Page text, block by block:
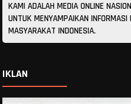
KAMI ADALAH MEDIA ONLINE
UNTUK MENYAMPAIKAN INFORMASI
MASYARAKAT INDONESIA.
IKLAN